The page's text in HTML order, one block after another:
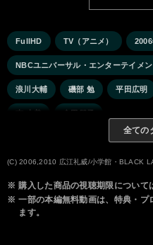
FullHD TV（アニメ）
NBCユニバーサル・エンターテイメ
浪川大輔 磯部 勉 平田広明
南 央美 金田朋子
全ての
(C) 2006,2010 広江礼威/小学館・BLACK
※ 購入した商品の視聴期限について
※ 一部の本編無料動画は、特典・プ
ます。